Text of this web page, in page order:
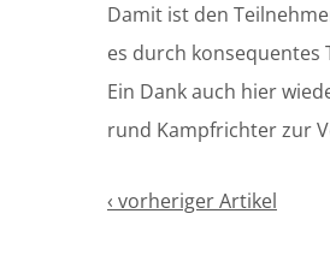
Damit ist den
es durch konsequentes
Ein Dank auch hier
rund Kampfrichter zur
‹ vorheriger Artikel